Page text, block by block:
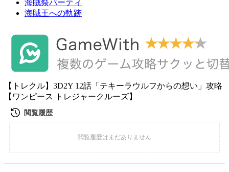
海賊祭パーティ
海賊王への軌跡
【トレクル】3D2Y 12話「テキーラウルフからの想い」攻略
【ワンピース トレジャークルーズ】